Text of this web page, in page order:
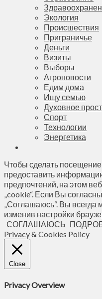
Экология
Происшествия
Приграничье
Деньги
Визиты
Выборы
Агроновости
Едим дома
Ищу семью
Духовное
Спорт
Технологии
Энергетика
Чтобы сделать
предоставить
предпочтений, на этом
„cookie“. Если Вы
„Соглашаюсь“. Вы всегда
изменив настройки
СОГЛАШАЮСЬ
Privacy & Cookies Policy
Close
Privacy Overview